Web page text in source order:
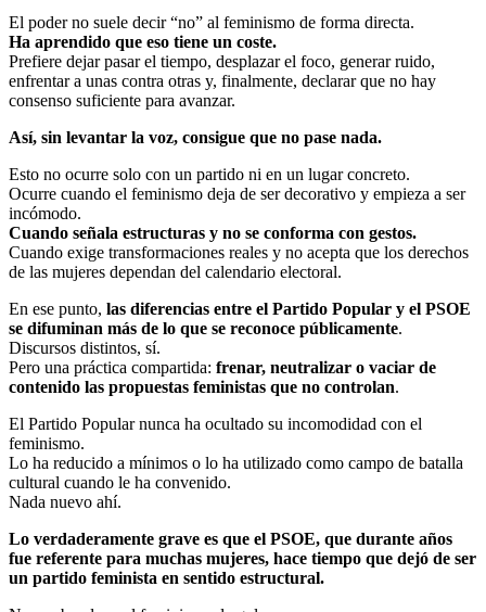
El poder no suele decir “no” al feminismo de forma directa.
Ha aprendido que eso tiene un coste.
Prefiere dejar pasar el tiempo, desplazar el foco, generar ruido,
enfrentar a unas contra otras y, finalmente, declarar que no hay
consenso suficiente para avanzar.
Así, sin levantar la voz, consigue que no pase nada.
Esto no ocurre solo con un partido ni en un lugar concreto.
Ocurre cuando el feminismo deja de ser decorativo y empieza a ser
incómodo.
Cuando señala estructuras y no se conforma con gestos.
Cuando exige transformaciones reales y no acepta que los derechos
de las mujeres dependan del calendario electoral.
En ese punto, las diferencias entre el Partido Popular y el PSOE
se difuminan más de lo que se reconoce públicamente.
Discursos distintos, sí.
Pero una práctica compartida: frenar, neutralizar o vaciar de
contenido las propuestas feministas que no controlan.
El Partido Popular nunca ha ocultado su incomodidad con el
feminismo.
Lo ha reducido a mínimos o lo ha utilizado como campo de batalla
cultural cuando le ha convenido.
Nada nuevo ahí.
Lo verdaderamente grave es que el PSOE, que durante años
fue referente para muchas mujeres, hace tiempo que dejó de ser
un partido feminista en sentido estructural.